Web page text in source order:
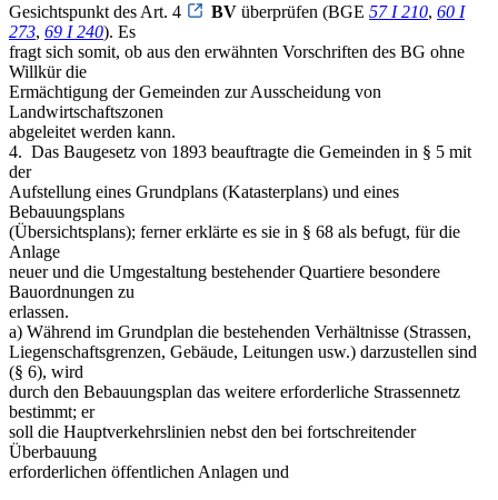
Gesichtspunkt des Art. 4
BV überprüfen (BGE 57 I 210, 60 I
273, 69 I 240). Es
fragt sich somit, ob aus den erwähnten Vorschriften des BG ohne
Willkür die
Ermächtigung der Gemeinden zur Ausscheidung von
Landwirtschaftszonen
abgeleitet werden kann.
4. ­ Das Baugesetz von 1893 beauftragte die Gemeinden in § 5 mit
der
Aufstellung eines Grundplans (Katasterplans) und eines
Bebauungsplans
(Übersichtsplans); ferner erklärte es sie in § 68 als befugt, für die
Anlage
neuer und die Umgestaltung bestehender Quartiere besondere
Bauordnungen zu
erlassen.
a) Während im Grundplan die bestehenden Verhältnisse (Strassen,
Liegenschaftsgrenzen, Gebäude, Leitungen usw.) darzustellen sind
(§ 6), wird
durch den Bebauungsplan das weitere erforderliche Strassennetz
bestimmt; er
soll die Hauptverkehrslinien nebst den bei fortschreitender
Überbauung
erforderlichen öffentlichen Anlagen und